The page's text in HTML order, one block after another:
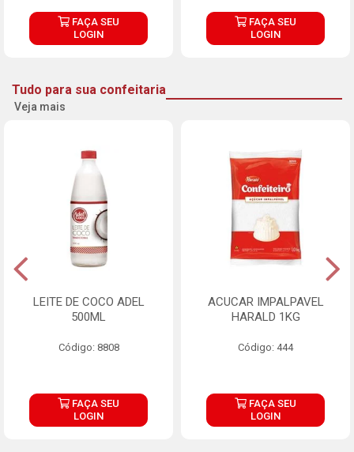
FAÇA SEU
LOGIN
FAÇA SEU
LOGIN
Tudo para sua confeitaria
Veja mais
LEITE DE COCO ADEL
500ML
Código: 8808
FAÇA SEU
LOGIN
ACUCAR IMPALPAVEL
HARALD 1KG
Código: 444
FAÇA SEU
LOGIN